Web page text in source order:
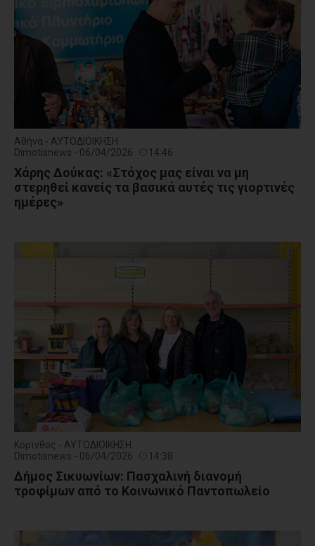
Αθήνα - ΑΥΤΟΔΙΟΙΚΗΣΗ
Dimotisnews - 06/04/2026
14:46
Χάρης Δούκας: «Στόχος μας είναι να μη
στερηθεί κανείς τα βασικά αυτές τις γιορτινές
ημέρες»
Κόρινθος - ΑΥΤΟΔΙΟΙΚΗΣΗ
Dimotisnews - 06/04/2026
14:38
Δήμος Σικυωνίων: Πασχαλινή διανομή
τροφίμων από το Κοινωνικό Παντοπωλείο